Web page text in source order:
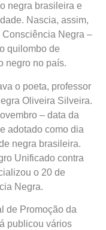
negra brasileira e
Nascia, assim,
Negra –
quilombo de
negro no país.
o poeta, professor
Oliveira Silveira.
– data da
adotado como dia
negra brasileira.
Unificado contra
o 20 de
Negra.
de Promoção da
publicou vários